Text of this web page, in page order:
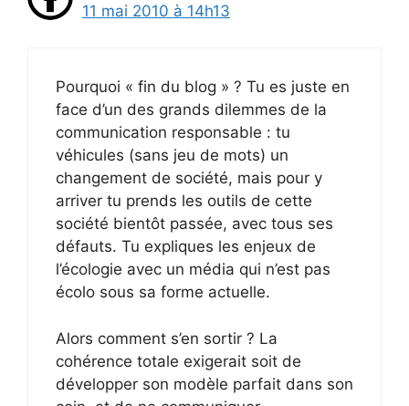
11 mai 2010 à 14h13
Pourquoi « fin du blog » ? Tu es juste en
face d’un des grands dilemmes de la
communication responsable : tu
véhicules (sans jeu de mots) un
changement de société, mais pour y
arriver tu prends les outils de cette
société bientôt passée, avec tous ses
défauts. Tu expliques les enjeux de
l’écologie avec un média qui n’est pas
écolo sous sa forme actuelle.
Alors comment s’en sortir ? La
cohérence totale exigerait soit de
développer son modèle parfait dans son